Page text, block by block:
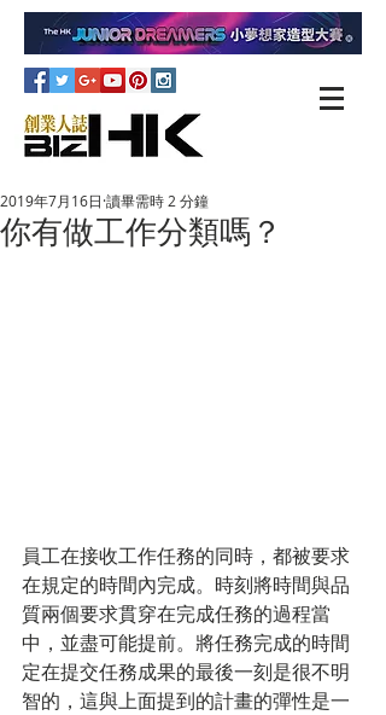
你有做工作分類嗎？
2019年7月16日 讀畢需時 2 分鐘
員工在接收工作任務的同時，都被要求
在規定的時間內完成。時刻將時間與品
質兩個要求貫穿在完成任務的過程當
中，並盡可能提前。將任務完成的時間
定在提交任務成果的最後一刻是很不明
智的，這與上面提到的計畫的彈性是一